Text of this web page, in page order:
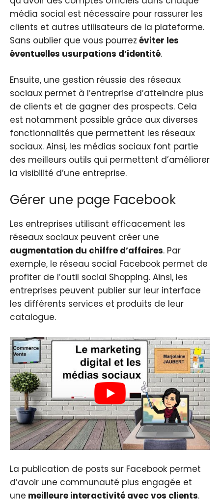
média social est nécessaire pour rassurer les
clients et autres utilisateurs de la plateforme.
Sans oublier que vous pourrez éviter les
éventuelles usurpations d’identité.
Ensuite, une gestion réussie des réseaux
sociaux permet à l’entreprise d’atteindre plus
de clients et de gagner des prospects. Cela
est notamment possible grâce aux diverses
fonctionnalités que permettent les réseaux
sociaux. Ainsi, les médias sociaux font partie
des meilleurs outils qui permettent d’améliorer
la visibilité d’une entreprise.
Gérer une page Facebook
Les entreprises utilisant efficacement les
réseaux sociaux peuvent créer une
augmentation du chiffre d’affaires. Par
exemple, le réseau social Facebook permet de
profiter de l’outil social Shopping. Ainsi, les
entreprises peuvent publier sur leur interface
les différents services et produits de leur
catalogue.
La publication de posts sur Facebook permet
d’avoir une communauté plus engagée et
une meilleure interactivité avec vos clients.